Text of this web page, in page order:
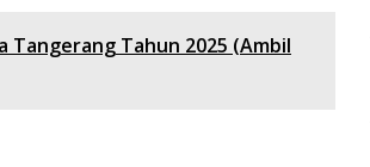
Tangerang Tahun 2025 (Ambil